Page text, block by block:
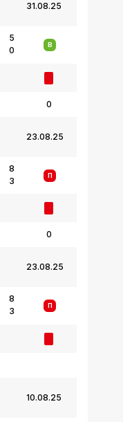
31.08.25
5
0
В
0
23.08.25
8
3
П
0
23.08.25
8
3
П
10.08.25